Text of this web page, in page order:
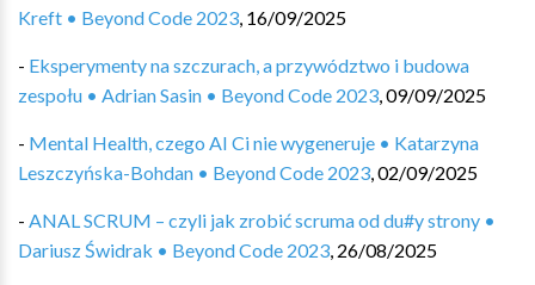
Kreft • Beyond Code 2023, 16/09/2025
- Eksperymenty na szczurach, a przywództwo i budowa
zespołu • Adrian Sasin • Beyond Code 2023,09/09/2025
- Mental Health, czego AI Ci nie wygeneruje • Katarzyna
Leszczyńska-Bohdan • Beyond Code 2023,02/09/2025
- ANAL SCRUM – czyli jak zrobić scruma od du#y strony •
Dariusz Świdrak • Beyond Code 2023, 26/08/2025